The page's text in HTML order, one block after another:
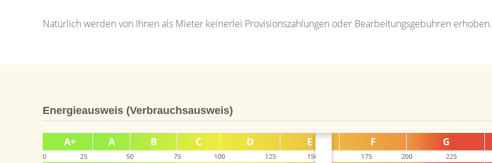
Natürlich werden von Ihnen als Mieter keinerlei Provisionszahlungen oder Bearbeitungsgebühren erhoben.
Energieausweis (Verbrauchsausweis)